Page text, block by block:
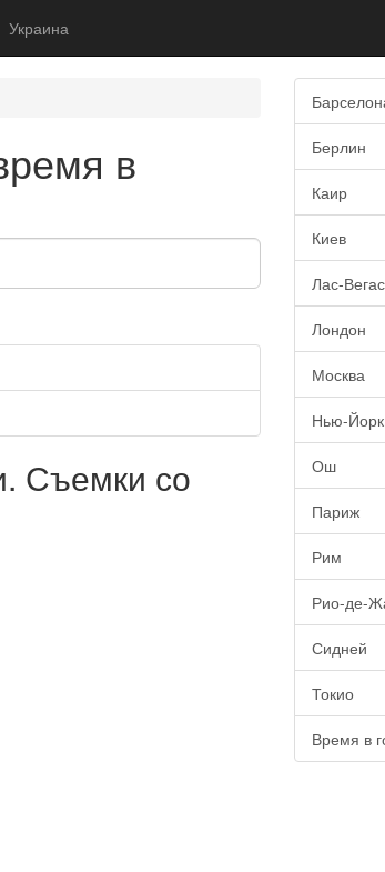
Украина
в
Съемки со
Берлин
Каир
Киев
Лас-Вегас
Лондон
Москва
Нью-Йорк
Ош
Париж
Рим
Рио-де-
Сидней
Токио
Время в